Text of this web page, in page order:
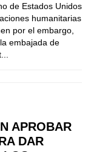
de Estados Unidos
humanitarias
por el embargo,
embajada de
APROBAR
DAR